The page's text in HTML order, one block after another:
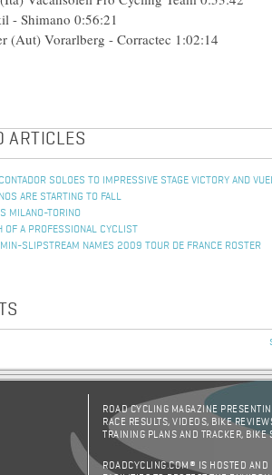
- Shimano 0:56:21
(Aut) Vorarlberg - Corractec 1:02:14
ARTICLES
SOLOES TO IMPRESSIVE STAGE VICTORY AND
ARE STARTING TO FALL
MILANO-TORINO
OF A PROFESSIONAL CYCLIST
SLIPSTREAM NAMES 2009 TOUR DE FRANCE ROSTER
ROAD CYCLING MAGAZINE
RACE RESULTS, VIDEOS, BIKE
TRAINING PLANS AND TRACKER,
ROADCYCLING.COM® IS HOSTED AND